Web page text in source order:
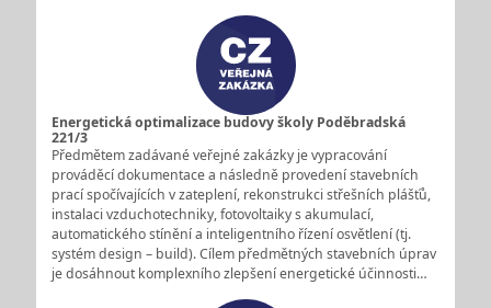
Energetická optimalizace budovy školy Poděbradská
221/3
Předmětem zadávané veřejné zakázky je vypracování
prováděcí dokumentace a následně provedení stavebních
prací spočívajících v zateplení, rekonstrukci střešních plášťů,
instalaci vzduchotechniky, fotovoltaiky s akumulací,
automatického stínění a inteligentního řízení osvětlení (tj.
systém design – build). Cílem předmětných stavebních úprav
je dosáhnout komplexního zlepšení energetické účinnosti…